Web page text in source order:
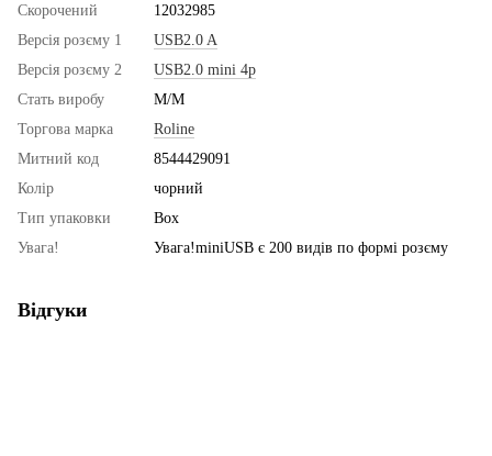
Скорочений
12032985
Версія розєму 1
USB2.0 A
Версія розєму 2
USB2.0 mini 4p
Стать виробу
M/M
Торгова марка
Roline
Митний код
8544429091
Колір
чорний
Тип упаковки
Box
Увага!
Увага!miniUSB є 200 видів по формі розєму
Відгуки